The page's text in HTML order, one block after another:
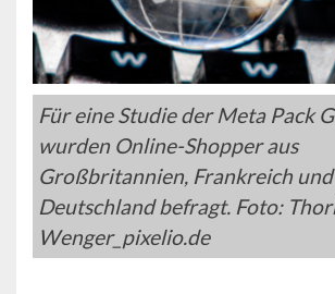
Für eine Studie der Meta Pack
wurden Online-Shopper aus
Großbritannien, Frankreich und
Deutschland befragt. Foto:
Wenger_pixelio.de